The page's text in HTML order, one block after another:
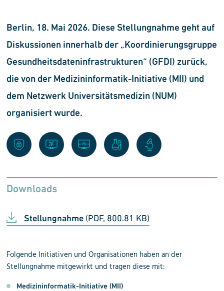
Berlin, 18. Mai 2026. Diese Stellungnahme geht auf
Diskussionen innerhalb der „Koordinierungsgruppe
Gesundheitsdateninfrastrukturen“ (GFDI) zurück,
die von der Medizininformatik-Initiative (MII) und
dem Netzwerk Universitätsmedizin (NUM)
organisiert wurde.
Downloads
Stellungnahme (PDF, 800.81 KB)
Folgende Initiativen und Organisationen haben an der
Stellungnahme mitgewirkt und tragen diese mit:
Medizininformatik-Initiative (MII)